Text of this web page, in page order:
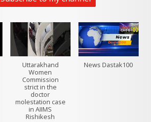
Uttarakhand
Women
Commission
strict in the
doctor
molestation case
in AIIMS
Rishikesh
News Dastak100